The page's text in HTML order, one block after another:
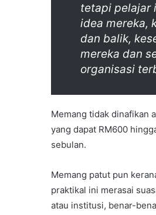
tetapi pelajar
idea mereka,
dan balik,
mereka dan
organisasi
Memang tidak dinafikan
yang dapat RM600
sebulan.
Memang patut pun
praktikal ini merasai
atau institusi, benar-